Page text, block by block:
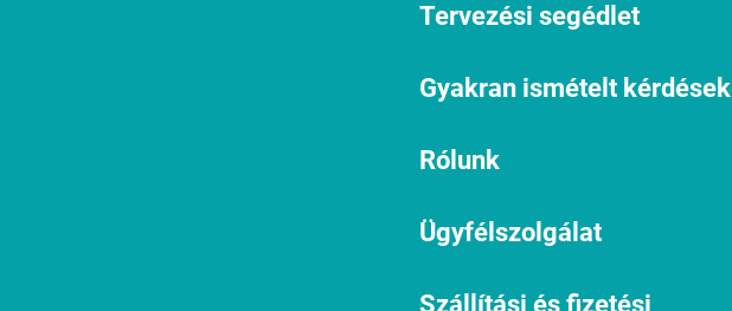
Tervezési segédlet
Gyakran ismételt kérdések
Rólunk
Ügyfélszolgálat
Szállítási és fizetési